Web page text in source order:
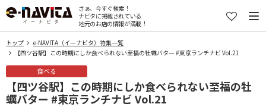
さぁ、今すぐ検索！
ナビタに掲載されている
地元のお店の情報が満載！
トップ
e-NAVITA（イーナビタ）特集一覧
【四ツ谷駅】この時期にしか食べられない至福の牡蠣バター #東京ランチナビ Vol.21
食べる
【四ツ谷駅】この時期にしか食べられない至福の牡
蠣バター #東京ランチナビ Vol.21